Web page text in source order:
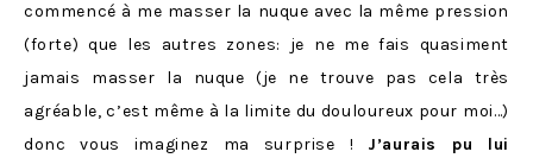
commencé à me masser la nuque avec la même pression
(forte) que les autres zones: je ne me fais quasiment
jamais masser la nuque (je ne trouve pas cela très
agréable, c’est même à la limite du douloureux pour moi…)
donc vous imaginez ma surprise ! J’aurais pu lui